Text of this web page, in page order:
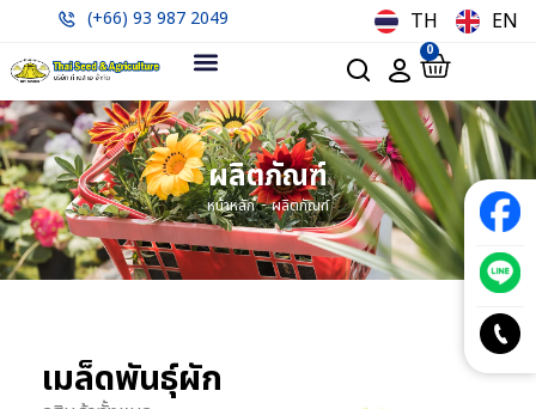
(+66) 93 987 2049 TH EN
0
ผลิตภัณฑ์
หน้าหลัก - ผลิตภัณฑ์
เมล็ดพันธุ์ผัก